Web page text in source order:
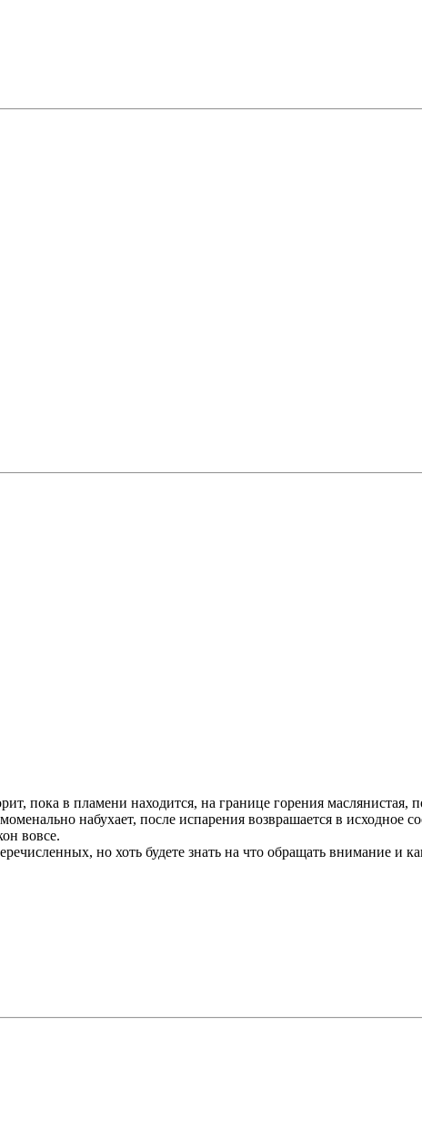
пока в пламени находится, на границе горения маслянистая,
набухает, после испарения возврашается в исходное
вовсе.
но хоть будете знать на что обращать внимание и